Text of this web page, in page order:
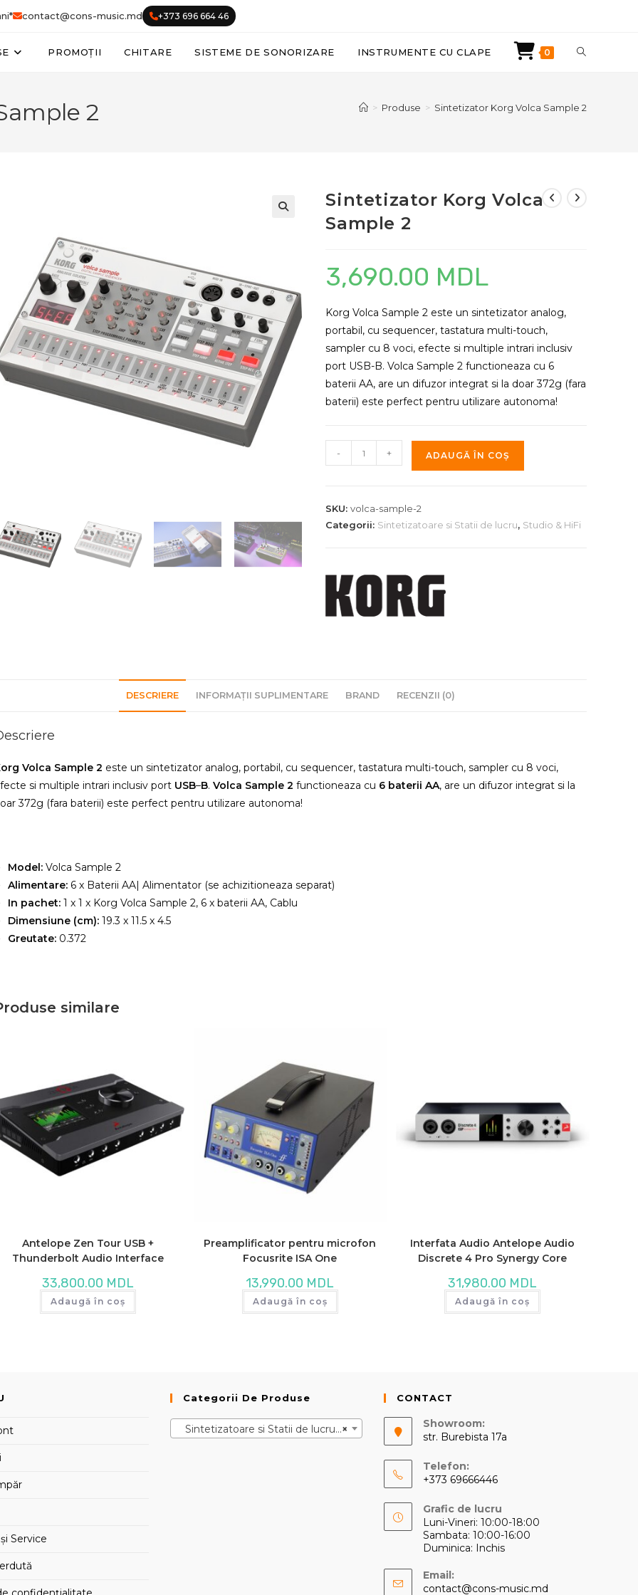
contact@cons-music.md +373 696 664 46
PROMOȚII CHITARE SISTEME DE SONORIZARE INSTRUMENTE CU CLAPE 0 TOGGLE
2 > Produse > Sintetizator Korg Volca Sample 2
Sintetizator Korg Volca
Sample 2
3,690.00 MDL
Korg Volca Sample 2 este un sintetizator analog,
portabil, cu sequencer, tastatura multi-touch,
sampler cu 8 voci, efecte si multiple intrari inclusiv
port USB-B. Volca Sample 2 functioneaza cu 6
baterii AA, are un difuzor integrat si la doar 372g (fara
baterii) este perfect pentru utilizare autonoma!
Cantitate
Sintetizator
Sample
- + ADAUGĂ ÎN COȘ
SKU:volca-sample-2
Categorii: Sintetizatoare si Statii de lucru, Studio & HiFi
DESCRIERE INFORMAȚII SUPLIMENTARE BRAND RECENZII (0)
Volca Sample 2 este un sintetizator analog, portabil, cu sequencer, tastatura multi-touch, sampler cu 8 voci,
si multiple intrari inclusiv port USB–B. Volca Sample 2 functioneaza cu 6 baterii AA, are un difuzor integrat si la
372g (fara baterii) este perfect pentru utilizare autonoma!
Model: Volca Sample 2
Alimentare: 6 x Baterii AA| Alimentator (se achizitioneaza separat)
In pachet: 1 x 1 x Korg Volca Sample 2, 6 x baterii AA, Cablu
Dimensiune (cm): 19.3 x 11.5 x 4.5
Greutate: 0.372
similare
Antelope Zen Tour USB +
Thunderbolt Audio Interface
33,800.00 MDL
Adaugă în coș
Preamplificator pentru microfon
Focusrite ISA One
13,990.00 MDL
Adaugă în coș
Interfata Audio Antelope Audio
Discrete 4 Pro Synergy Core
31,980.00 MDL
Adaugă în coș
Service
Categorii De Produse
×
Sintetizatoare si Statii de lucru (19)
CONTACT
Showroom:
str. Burebista 17a
Telefon:
+373 69666446
in
your
application
Grafic de lucru
Luni-Vineri: 10:00-18:00
Sambata: 10:00-16:00
Duminica: Inchis
Email:
contact@cons-music.md